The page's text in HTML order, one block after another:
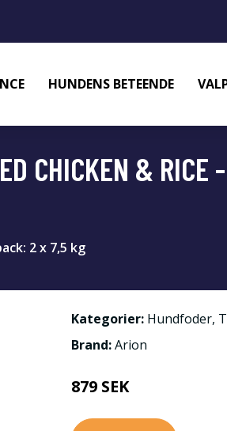
HUNDENS BETEENDE
CHICKEN & RICE
2 x 7,5 kg
Kategorier: Hundfoder,
Brand:Arion
879 SEK